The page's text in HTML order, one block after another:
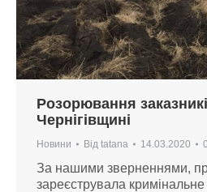
Розорювання
Чернігівщині
Новини Від tatana 14.03.2020
За нашими зверненнями,
зареєструвала